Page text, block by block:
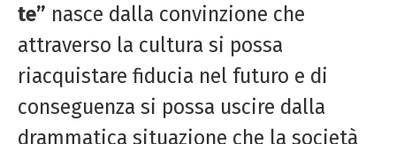
te” nasce dalla convinzione che
attraverso la cultura si possa
riacquistare fiducia nel futuro e di
conseguenza si possa uscire dalla
drammatica situazione che la società